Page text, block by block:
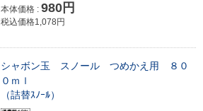
本体価格 : 980円
税込価格1,078円
シャボン玉 スノール つめかえ用 ８０
０ｍｌ
（詰替ｽﾉｰﾙ）